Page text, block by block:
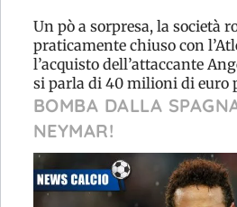
Un pò a sorpresa, la società
praticamente chiuso con
l’acquisto dell’attaccante
si parla di 40 milioni di euro
BOMBA DALLA
NEYMAR!